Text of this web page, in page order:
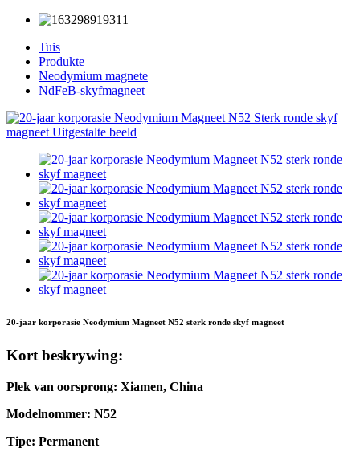
Tuis
Produkte
Neodymium magnete
NdFeB-skyfmagneet
20-jaar korporasie Neodymium Magneet N52 sterk ronde skyf magneet
Kort beskrywing:
Plek van oorsprong: Xiamen, China
Modelnommer: N52
Tipe: Permanent